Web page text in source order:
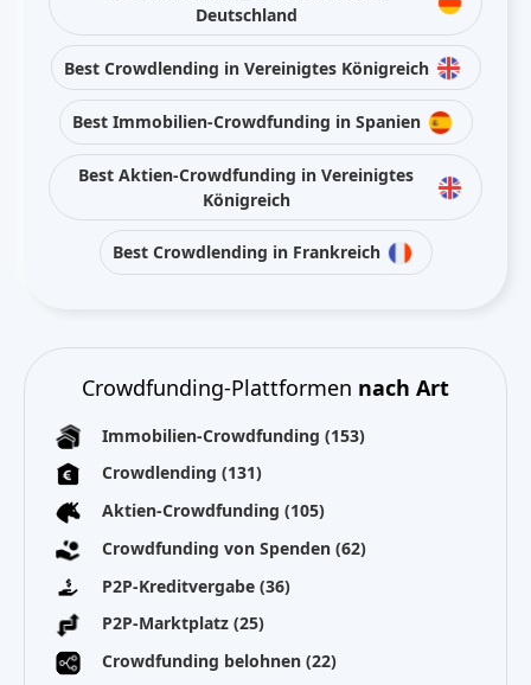
Deutschland
Best Crowdlending in Vereinigtes Königreich
Best Immobilien-Crowdfunding in Spanien
Best Aktien-Crowdfunding in Vereinigtes
Königreich
Best Crowdlending in Frankreich
Crowdfunding-Plattformen nach Art
Immobilien-Crowdfunding (153)
Crowdlending (131)
Aktien-Crowdfunding (105)
Crowdfunding von Spenden (62)
P2P-Kreditvergabe (36)
P2P-Marktplatz (25)
Crowdfunding belohnen (22)